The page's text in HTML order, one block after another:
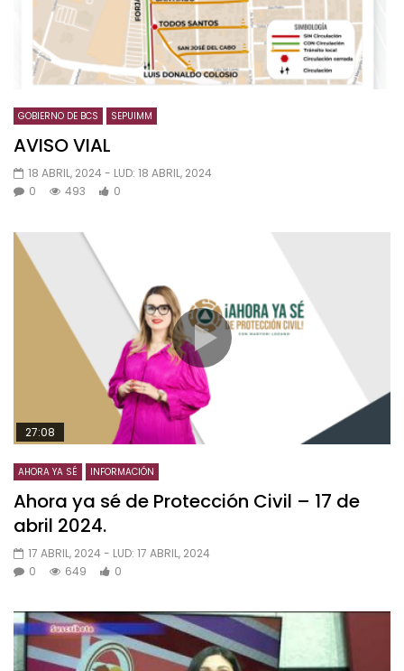
GOBIERNO DE BCS SEPUIMM
AVISO VIAL
18 ABRIL, 2024 - LUD: 18 ABRIL, 2024
0
493 0
27:08
AHORA YA SÉ INFORMACIÓN
Ahora ya sé de Protección Civil – 17 de
abril 2024.
17 ABRIL, 2024 - LUD: 17 ABRIL, 2024
0
649 0